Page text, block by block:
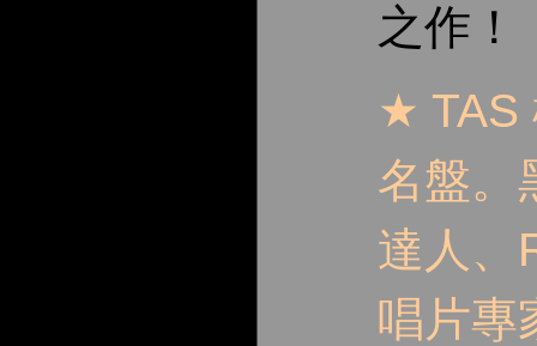
之作！
★ TAS
名盤。
達人、
唱片專